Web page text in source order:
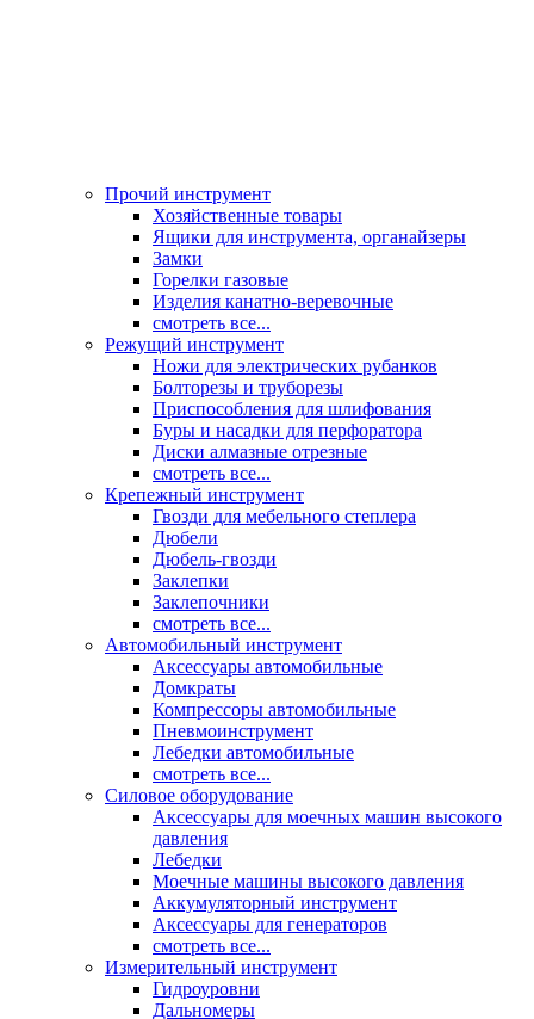
Прочий инструмент
Хозяйственные товары
Ящики для инструмента, органайзеры
Замки
Горелки газовые
Изделия канатно-веревочные
смотреть все...
Режущий инструмент
Ножи для электрических рубанков
Болторезы и труборезы
Приспособления для шлифования
Буры и насадки для перфоратора
Диски алмазные отрезные
смотреть все...
Крепежный инструмент
Гвозди для мебельного степлера
Дюбели
Дюбель-гвозди
Заклепки
Заклепочники
смотреть все...
Автомобильный инструмент
Аксессуары автомобильные
Домкраты
Компрессоры автомобильные
Пневмоинструмент
Лебедки автомобильные
смотреть все...
Силовое оборудование
Аксессуары для моечных машин высокого
давления
Лебедки
Моечные машины высокого давления
Аккумуляторный инструмент
Аксессуары для генераторов
смотреть все...
Измерительный инструмент
Гидроуровни
Дальномеры